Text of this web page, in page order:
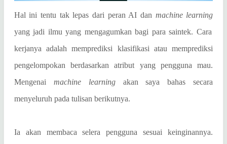
Hal ini tentu tak lepas dari peran AI dan machine learning
yang jadi ilmu yang mengagumkan bagi para saintek. Cara
kerjanya adalah memprediksi klasifikasi atau memprediksi
pengelompokan berdasarkan atribut yang pengguna mau.
Mengenai machine learningakan saya bahas secara
menyeluruh pada tulisan berikutnya.
Ia akan membaca selera pengguna sesuai keinginannya.